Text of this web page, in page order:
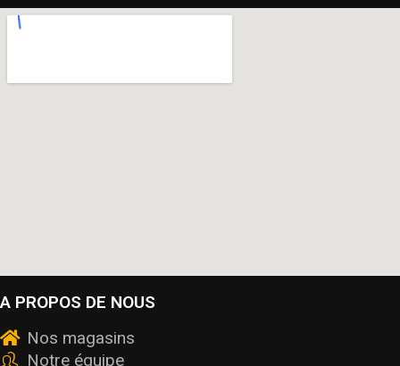
A PROPOS DE NOUS
Nos magasins
Notre équipe